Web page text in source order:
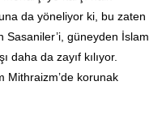
da yöneliyor ki, bu zaten
güneyden İslam
daha da zayıf kılıyor.
Mithraizm’de korunak